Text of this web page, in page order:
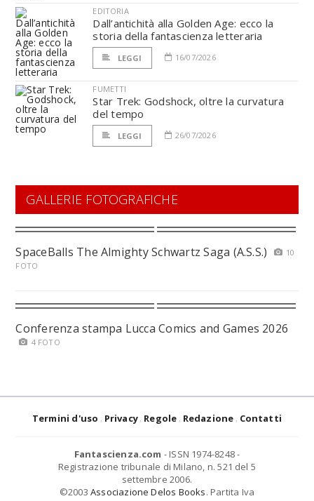
EDITORIA
Dall’antichità alla Golden Age: ecco la
storia della fantascienza letteraria
LEGGI 16/07/2026
FUMETTI
Star Trek: Godshock, oltre la curvatura
del tempo
LEGGI 26/07/2026
GALLERIE FOTOGRAFICHE
SpaceBalls The Almighty Schwartz Saga (A.S.S.)
10
FOTO
Conferenza stampa Lucca Comics and Games 2026
4 FOTO
Termini d'uso Privacy Regole Redazione Contatti
Fantascienza.com - ISSN 1974-8248 -
Registrazione tribunale di Milano, n. 521 del 5
settembre 2006.
©2003 Associazione Delos Books. Partita Iva